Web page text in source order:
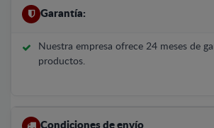
Garantía:
Nuestra empresa ofrece 24 meses de
productos.
Condiciones de envío